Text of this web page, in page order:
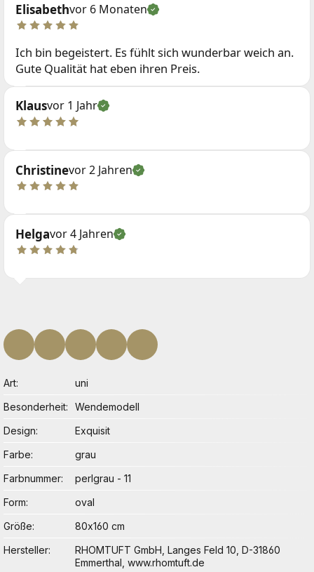
Elisabethvor 6 Monaten
Ich bin begeistert. Es fühlt sich wunderbar weich an.
Gute Qualität hat eben ihren Preis.
Klausvor 1 Jahr
Christinevor 2 Jahren
Helgavor 4 Jahren
Art
uni
Besonderheit
Wendemodell
Design
Exquisit
Farbe
grau
Farbnummer
perlgrau - 11
Form
oval
Größe
80x160 cm
Hersteller
RHOMTUFT GmbH, Langes Feld 10, D-31860
Emmerthal, www.rhomtuft.de